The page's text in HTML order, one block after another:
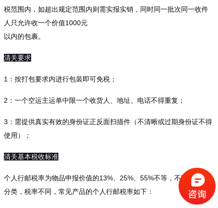
税范围内，如超出规定范围内则需实报实销，同时同一批次同一收件
人只允许收一个价值1000元
以内的包裹。
清关要求
1：按打包要求内进行包装即可免税；
2：一个空运主运单中限一个收货人、地址、电话不得重复；
3：需提供真实有效的身份证正反面扫描件（不清晰或过期身份证不得
使用）；
清关基本税收标准
个人行邮税率为物品申报价值的13%、25%、55%不等，不同的物品
分类，税率不同，常见产品的个人行邮税率如下：